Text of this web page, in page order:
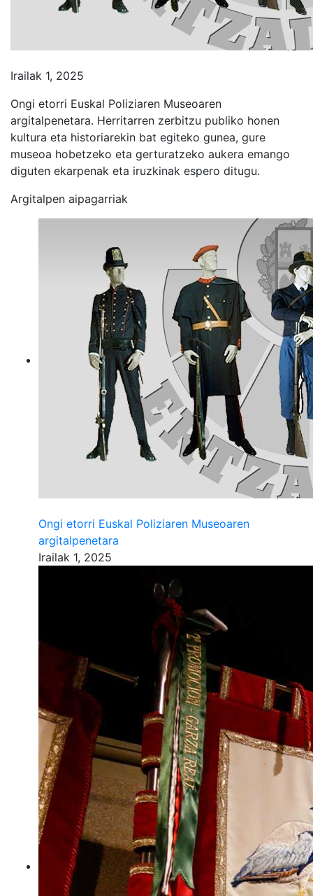
Irailak 1, 2025
Ongi etorri Euskal Poliziaren Museoaren
argitalpenetara. Herritarren zerbitzu publiko honen
kultura eta historiarekin bat egiteko gunea, gure
museoa hobetzeko eta gerturatzeko aukera emango
diguten ekarpenak eta iruzkinak espero ditugu.
Argitalpen aipagarriak
Ongi etorri Euskal Poliziaren Museoaren
argitalpenetara
Irailak 1, 2025